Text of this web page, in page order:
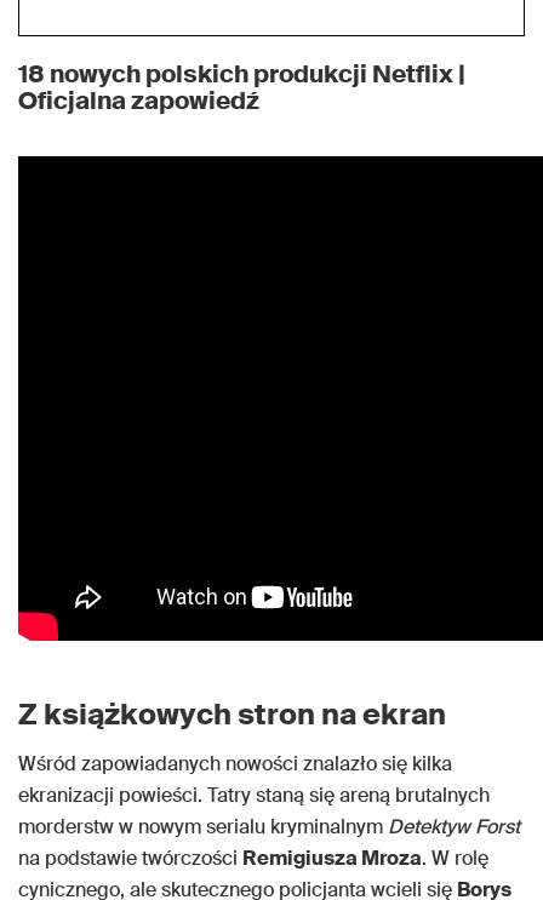
18 nowych polskich produkcji Netflix |
Oficjalna zapowiedź
Z książkowych stron na ekran
Wśród zapowiadanych nowości znalazło się kilka
ekranizacji powieści. Tatry staną się areną brutalnych
morderstw w nowym serialu kryminalnym Detektyw Forst
na podstawie twórczości Remigiusza Mroza. W rolę
cynicznego, ale skutecznego policjanta wcieli się Borys